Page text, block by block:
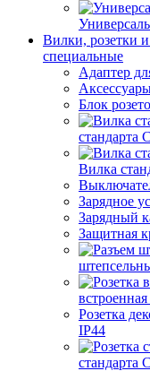
Вилки, розетки
специальные
Адаптер
Блок
стандарта
Вилка
Зарядное
Зарядный
Защитная
Розетка
IP44
стандарта